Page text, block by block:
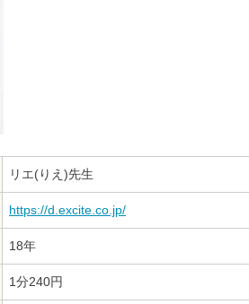
リエ(りえ)先生
https://d.excite.co.jp/
18年
1分240円